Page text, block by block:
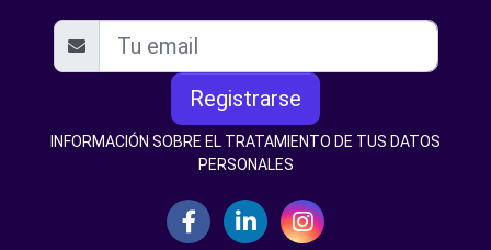
Registrarse
INFORMACIÓN SOBRE EL TRATAMIENTO DE TUS DATOS
PERSONALES